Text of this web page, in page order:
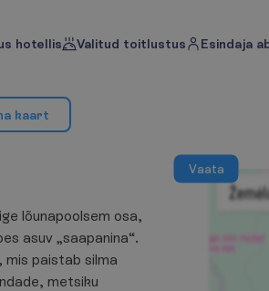
hotellis Valitud toitlustus Esindaja
a kaart
lõunapoolsem osa,
asuv „saapanina“.
mis paistab silma
metsiku
Vaata